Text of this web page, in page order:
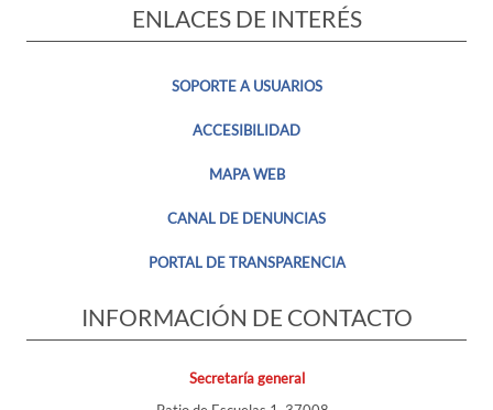
ENLACES DE INTERÉS
SOPORTE A USUARIOS
ACCESIBILIDAD
MAPA WEB
CANAL DE DENUNCIAS
PORTAL DE TRANSPARENCIA
INFORMACIÓN DE CONTACTO
Secretaría general